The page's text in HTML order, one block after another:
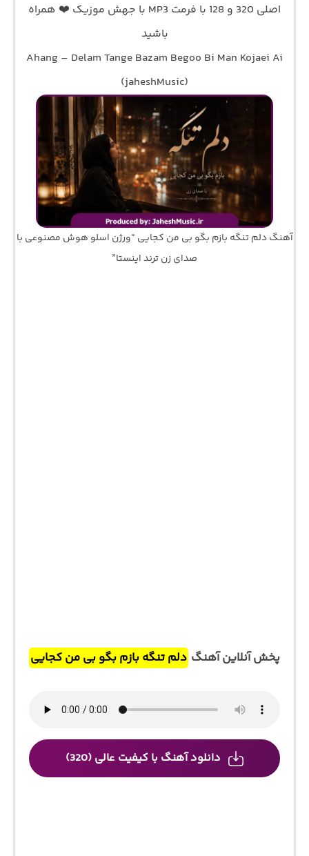
اصلی 320 و 128 با فرمت MP3 با جهش موزیک ❤️ همراه
باشید
Ahang – Delam Tange Bazam Begoo Bi Man Kojaei Ai
(jaheshMusic)
آهنگ دلم تنگه بازم بگو بی من کجایی “ورژن اسلو هوش مصنوعی با
صدای زن ترند اینستا”
پخش آنلاین آهنگ دلم تنگه بازم بگو بی من کجایی
دانلود آهنگ با کیفیت عالی (320)